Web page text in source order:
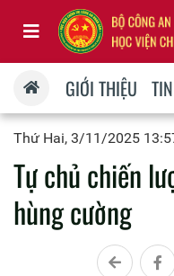
GIỚI THIỆU
Thứ Hai, 3/11/2025
Tự chủ chiến
hùng cường